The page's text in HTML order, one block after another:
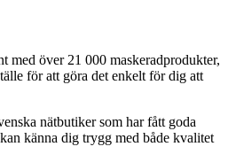
med över 21 000 maskeradprodukter,
för att göra det enkelt för dig att
nätbutiker som har fått goda
känna dig trygg med både kvalitet